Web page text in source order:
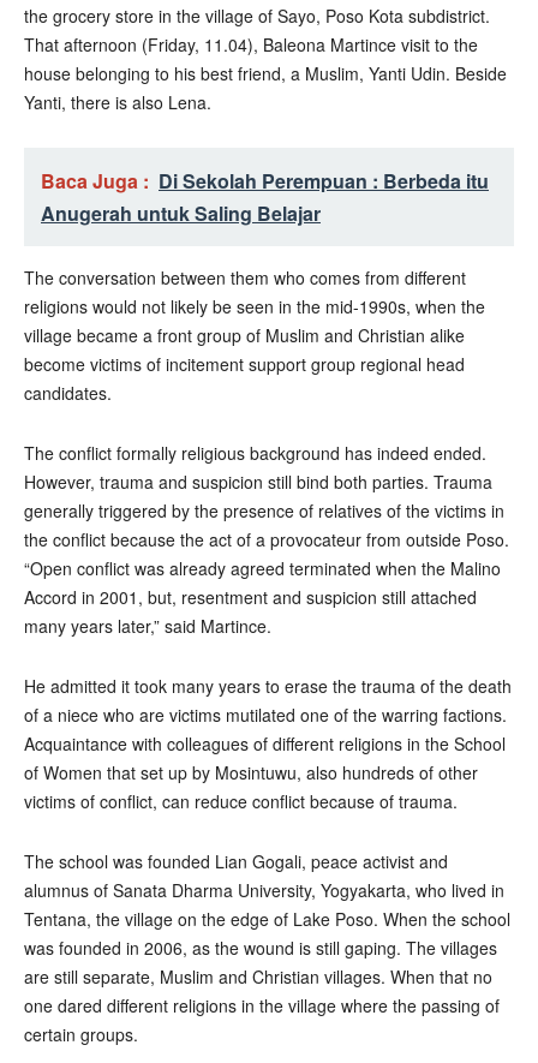
the grocery store in the village of Sayo, Poso Kota subdistrict.
That afternoon (Friday, 11.04), Baleona Martince visit to the
house belonging to his best friend, a Muslim, Yanti Udin. Beside
Yanti, there is also Lena.
Baca Juga : Di Sekolah Perempuan : Berbeda itu
Anugerah untuk Saling Belajar
The conversation between them who comes from different
religions would not likely be seen in the mid-1990s, when the
village became a front group of Muslim and Christian alike
become victims of incitement support group regional head
candidates.
The conflict formally religious background has indeed ended.
However, trauma and suspicion still bind both parties. Trauma
generally triggered by the presence of relatives of the victims in
the conflict because the act of a provocateur from outside Poso.
“Open conflict was already agreed terminated when the Malino
Accord in 2001, but, resentment and suspicion still attached
many years later,” said Martince.
He admitted it took many years to erase the trauma of the death
of a niece who are victims mutilated one of the warring factions.
Acquaintance with colleagues of different religions in the School
of Women that set up by Mosintuwu, also hundreds of other
victims of conflict, can reduce conflict because of trauma.
The school was founded Lian Gogali, peace activist and
alumnus of Sanata Dharma University, Yogyakarta, who lived in
Tentana, the village on the edge of Lake Poso. When the school
was founded in 2006, as the wound is still gaping. The villages
are still separate, Muslim and Christian villages. When that no
one dared different religions in the village where the passing of
certain groups.